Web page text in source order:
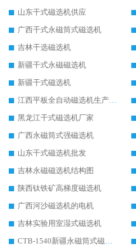
山东干式磁选机供应
广西干式永磁筒式磁选机
吉林干选磁选机
新疆干式永磁磁选机
新疆干式磁选机
江西平板全自动磁选机生产厂家
黑龙江干式磁选机厂家
广西永磁筒式强磁选机
山东干式磁选机批发
吉林永磁磁选机结构图
陕西钛铁矿高梯度磁选机
广西河沙磁选机的电机
吉林实验用室湿式磁选机
CTB-1540新疆永磁筒式磁选机